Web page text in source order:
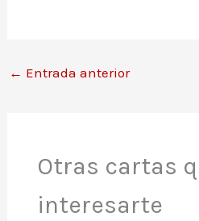
← Entrada anterior
Otras cartas
interesarte